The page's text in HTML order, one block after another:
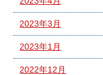
2023年3月
2023年1月
2022年12月